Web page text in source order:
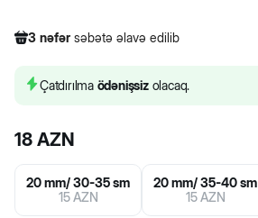
3 nəfər səbətə əlavə edilib
3 nəfər məhsulu alıb
Çatdırılma ödənişsizolacaq.
18 AZN
20 mm/ 30-35 sm
15 AZN
20 mm/ 35-40 sm
15 AZN